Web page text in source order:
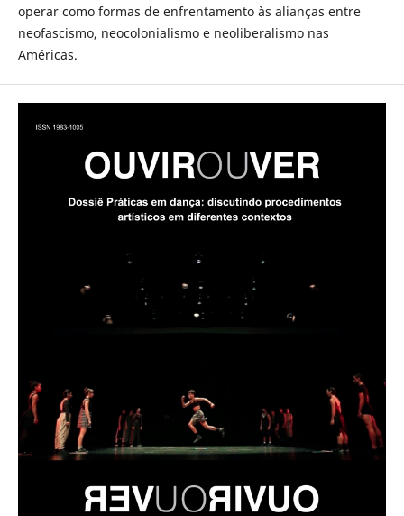
operar como formas de enfrentamento às alianças entre
neofascismo, neocolonialismo e neoliberalismo nas
Américas.